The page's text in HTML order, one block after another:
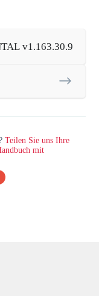
v1.163.30.9
Teilen Sie uns Ihre
mit